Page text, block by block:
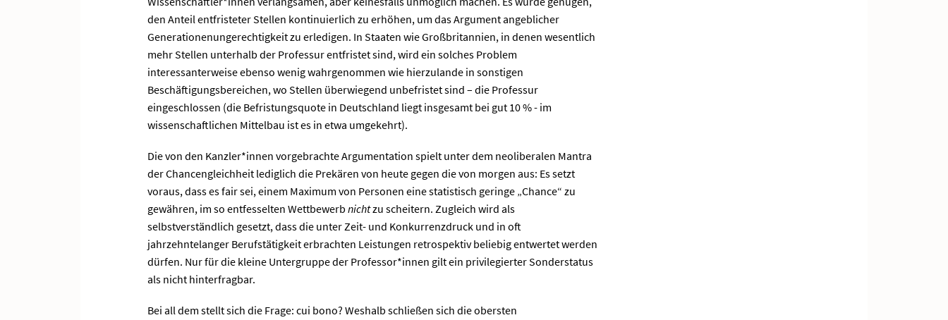
den Anteil entfristeter Stellen kontinuierlich zu erhöhen, um das Argument angeblicher
Generationenungerechtigkeit zu erledigen. In Staaten wie Großbritannien, in denen wesentlich
mehr Stellen unterhalb der Professur entfristet sind, wird ein solches Problem
interessanterweise ebenso wenig wahrgenommen wie hierzulande in sonstigen
Beschäftigungsbereichen, wo Stellen überwiegend unbefristet sind – die Professur
eingeschlossen (die Befristungsquote in Deutschland liegt insgesamt bei gut 10 % - im
wissenschaftlichen Mittelbau ist es in etwa umgekehrt).
Die von den Kanzler*innen vorgebrachte Argumentation spielt unter dem neoliberalen Mantra
der Chancengleichheit lediglich die Prekären von heute gegen die von morgen aus: Es setzt
voraus, dass es fair sei, einem Maximum von Personen eine statistisch geringe „Chance“ zu
gewähren, im so entfesselten Wettbewerb nichtzu scheitern. Zugleich wird als
selbstverständlich gesetzt, dass die unter Zeit- und Konkurrenzdruck und in oft
jahrzehntelanger Berufstätigkeit erbrachten Leistungen retrospektiv beliebig entwertet werden
dürfen. Nur für die kleine Untergruppe der Professor*innen gilt ein privilegierter Sonderstatus
als nicht hinterfragbar.
Bei all dem stellt sich die Frage: cui bono? Weshalb schließen sich die obersten